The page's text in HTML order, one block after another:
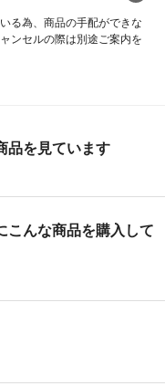
る為、商品の手配ができな
ンセルの際は別途ご案内を
品を見ています
こんな商品を購入して